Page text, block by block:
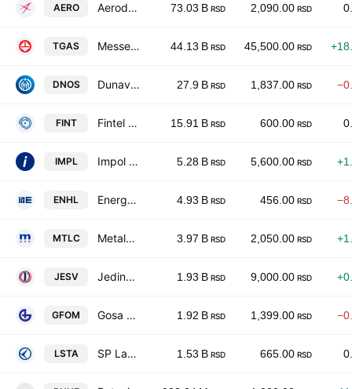
AERO Aerodrom Nikola Tesla AD 73.03 B RSD 2,090.00 RSD
TGAS Messer Tehnogas AD 44.13 B RSD 45,500.00 RSD
DNOS Dunav Osiguranje AD 27.9 B RSD 1,837.00 RSD
FINT Fintel Energija AD 15.91 B RSD 600.00 RSD
IMPL Impol Seval AD 5.28 B RSD 5,600.00 RSD
ENHL Energoprojekt Holding ad Beograd 4.93 B RSD 456.00 RSD
MTLC Metalac AD 3.97 B RSD 2,050.00 RSD
JESV Jedinstvo AD Sevojno 1.93 B RSD 9,000.00 RSD
GFOM Gosa FOM a.d. 1.92 B RSD 1,399.00 RSD
LSTA SP Lasta a.d., Beograd 1.53 B RSD 665.00 RSD